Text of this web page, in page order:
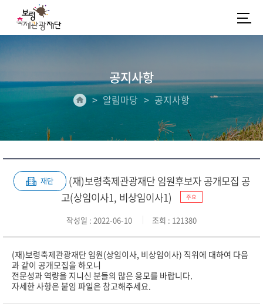
공지사항
알림마당 공지사항
재단
(재)보령축제관광재단 임원후보자 공개모집 공
고(상임이사1, 비상임이사1)
주요
작성일 : 2022-06-10 조회 : 121380
(재)보령축제관광재단 임원(상임이사, 비상임이사) 직위에 대하여 다음
과 같이 공개모집을 하오니
전문성과 역량을 지니신 분들의 많은 응모를 바랍니다.
자세한 사항은 붙임 파일은 참고해주세요.